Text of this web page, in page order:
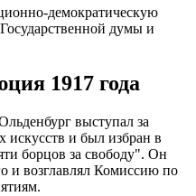
демократическую
думы и
1917 года
выступал за
искусств и был избран в
борцов за свободу". Он
и возглавлял Комиссию по